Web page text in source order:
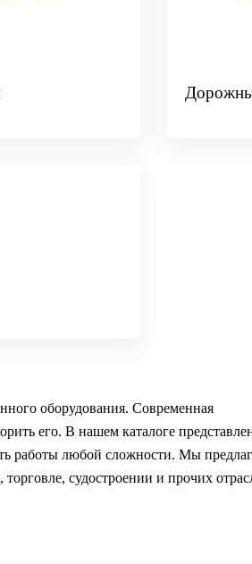
оборудования. Современная
его. В нашем каталоге
работы любой сложности. Мы
судостроении и прочих